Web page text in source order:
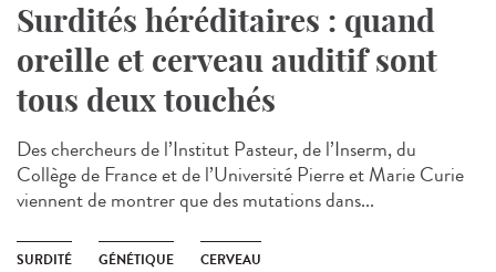
Surdités héréditaires : quand
oreille et cerveau auditif sont
tous deux touchés
Des chercheurs de l’Institut Pasteur, de l’Inserm, du
Collège de France et de l’Université Pierre et Marie Curie
viennent de montrer que des mutations dans...
SURDITÉ GÉNÉTIQUE CERVEAU